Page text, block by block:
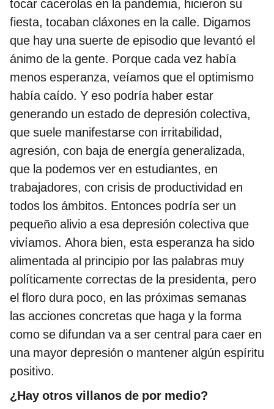
tocar cacerolas en la pandemia, hicieron su
fiesta, tocaban cláxones en la calle. Digamos
que hay una suerte de episodio que levantó el
ánimo de la gente. Porque cada vez había
menos esperanza, veíamos que el optimismo
había caído. Y eso podría haber estar
generando un estado de depresión colectiva,
que suele manifestarse con irritabilidad,
agresión, con baja de energía generalizada,
que la podemos ver en estudiantes, en
trabajadores, con crisis de productividad en
todos los ámbitos. Entonces podría ser un
pequeño alivio a esa depresión colectiva que
vivíamos. Ahora bien, esta esperanza ha sido
alimentada al principio por las palabras muy
políticamente correctas de la presidenta, pero
el floro dura poco, en las próximas semanas
las acciones concretas que haga y la forma
como se difundan va a ser central para caer en
una mayor depresión o mantener algún espíritu
positivo.
¿Hay otros villanos de por medio?